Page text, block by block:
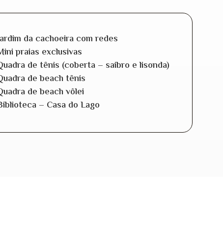
da cachoeira com redes
praias exclusivas
de tênis (coberta – saibro e lisonda)
de beach tênis
de beach vôlei
– Casa do Lago